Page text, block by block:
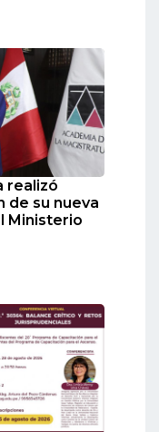
realizó
de su nueva
Ministerio